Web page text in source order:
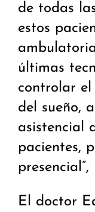
de todas
estos
últimas
controlar el
del sueño,
asistencial
pacientes,
El doctor